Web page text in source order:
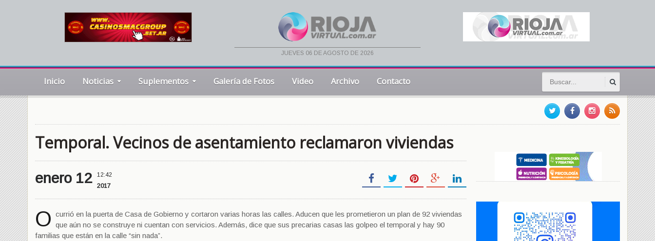
jueves 06 de agosto de 2026
Inicio Noticias Suplementos Galería de Fotos Video Archivo Contacto
Temporal. Vecinos de asentamiento reclamaron viviendas
enero 12 12:42
2017
O currió en la puerta de Casa de Gobierno y cortaron varias horas las calles. Aducen que les prometieron un plan de 92 viviendas
que aún no se construye ni cuentan con servicios. Además, dice que sus precarias casas las golpeo el temporal y hay 90
familias que están en la calle “sin nada”.